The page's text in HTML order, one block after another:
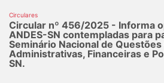
Circulares
Circular nº 456/2025 - Informa
ANDES-SN contempladas para
Seminário Nacional de
Administrativas, Financeiras e
SN.